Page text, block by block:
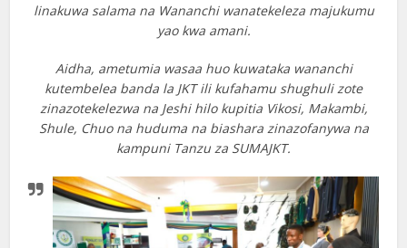
linakuwa salama na Wananchi wanatekeleza majukumu
yao kwa amani.
Aidha, ametumia wasaa huo kuwataka wananchi
kutembelea banda la JKT ili kufahamu shughuli zote
zinazotekelezwa na Jeshi hilo kupitia Vikosi, Makambi,
Shule, Chuo na huduma na biashara zinazofanywa na
kampuni Tanzu za SUMAJKT.